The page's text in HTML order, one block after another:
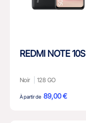
REDMI NOTE 10S
Noir 128 GO
À partir de 89,00 €